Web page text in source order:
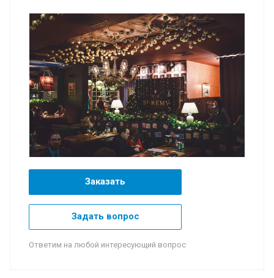
Заказать
Задать вопрос
Ответим на любой интересующий вопрос